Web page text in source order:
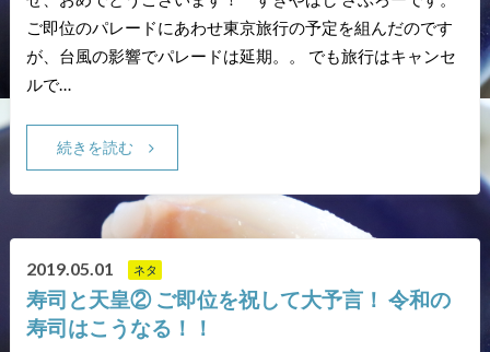
ご即位のパレードにあわせ東京旅行の予定を組んだのです
が、台風の影響でパレードは延期。。 でも旅行はキャンセ
ルで…
続きを読む
2019.05.01 ネタ
寿司と天皇② ご即位を祝して大予言！ 令和の
寿司はこうなる！！